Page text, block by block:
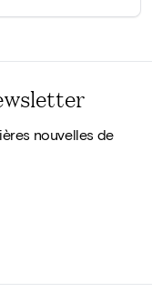
nouvelles de